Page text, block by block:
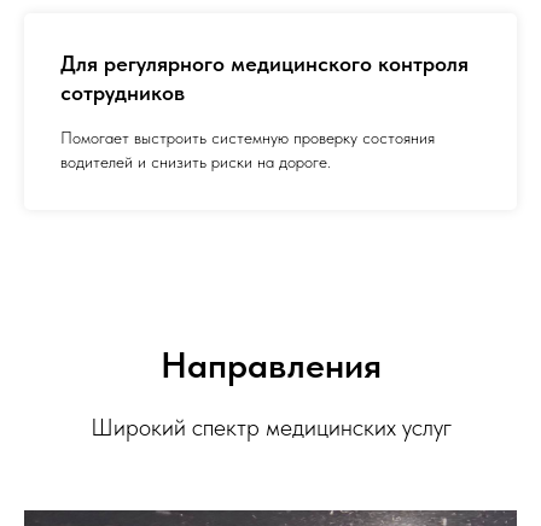
Для регулярного медицинского контроля
сотрудников
Помогает выстроить системную проверку состояния
водителей и снизить риски на дороге.
Направления
Широкий спектр медицинских услуг